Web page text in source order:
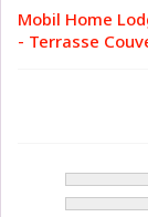
Mobil Home
- Terrasse